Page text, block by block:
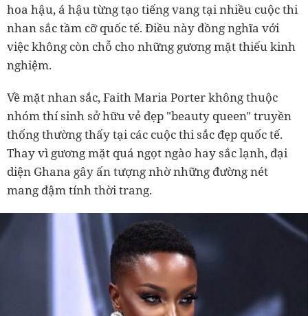
hoa hậu, á hậu từng tạo tiếng vang tại nhiều cuộc thi
nhan sắc tầm cỡ quốc tế. Điều này đồng nghĩa với
việc không còn chỗ cho những gương mặt thiếu kinh
nghiệm.
Về mặt nhan sắc, Faith Maria Porter không thuộc
nhóm thí sinh sở hữu vẻ đẹp "beauty queen" truyền
thống thường thấy tại các cuộc thi sắc đẹp quốc tế.
Thay vì gương mặt quá ngọt ngào hay sắc lạnh, đại
diện Ghana gây ấn tượng nhờ những đường nét
mang đậm tính thời trang.